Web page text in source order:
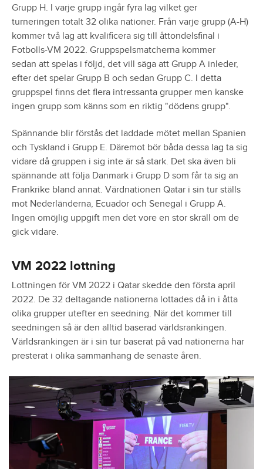
Grupp H. I varje grupp ingår fyra lag vilket ger
turneringen totalt 32 olika nationer. Från varje grupp (A-H)
kommer två lag att kvalificera sig till åttondelsfinal i
Fotbolls-VM 2022. Gruppspelsmatcherna kommer
sedan att spelas i följd, det vill säga att Grupp A inleder,
efter det spelar Grupp B och sedan Grupp C. I detta
gruppspel finns det flera intressanta grupper men kanske
ingen grupp som känns som en riktig "dödens grupp".
Spännande blir förstås det laddade mötet mellan Spanien
och Tyskland i Grupp E. Däremot bör båda dessa lag ta sig
vidare då gruppen i sig inte är så stark. Det ska även bli
spännande att följa Danmark i Grupp D som får ta sig an
Frankrike bland annat. Värdnationen Qatar i sin tur ställs
mot Nederländerna, Ecuador och Senegal i Grupp A.
Ingen omöjlig uppgift men det vore en stor skräll om de
gick vidare.
VM 2022 lottning
Lottningen för VM 2022 i Qatar skedde den första april
2022. De 32 deltagande nationerna lottades då in i åtta
olika grupper utefter en seedning. När det kommer till
seedningen så är den alltid baserad världsrankingen.
Världsrankingen är i sin tur baserat på vad nationerna har
presterat i olika sammanhang de senaste åren.